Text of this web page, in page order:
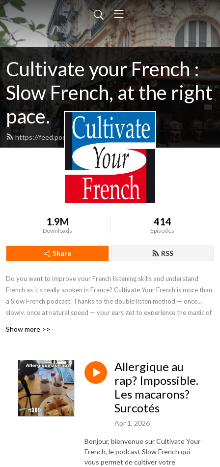
Cultivate your French :
Slow French, at the right
pace.
https://feed.podbean.com/laetitia/feed.xml
1.9M
Downloads
414
Episodes
Share RSS
Do you want to improve your French listening skills and understand
French as it's really spoken in France? Cultivate Your French is more than
a Slow French podcast. Thanks to the double listen method — once
slowly, once at natural speed — your ears get to experience the magic of
Show more >>
Allergique au
rap? Impossible.
Les macarons?
Surcotés
Apr 1, 2026
Bonjour, bienvenue sur Cultivate Your
French, le podcast Slow French qui
vous permet de cultiver votre